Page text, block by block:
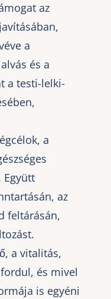
az
a
és a
a testi-lelki-
a
Együtt
az
feltárásán,
a vitalitás,
és mivel
is egyéni